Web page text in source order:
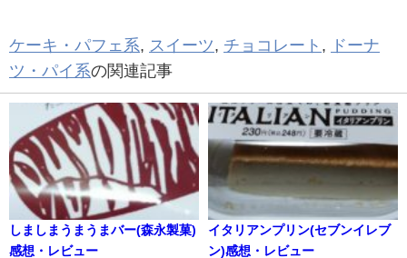
ケーキ・パフェ系 スイーツ チョコレート
ドーナ
ツ・パイ系の関連記事
しましまうまうまバー(森永製菓)
感想・レビュー
イタリアンプリン(セブンイレブ
ン)感想・レビュー